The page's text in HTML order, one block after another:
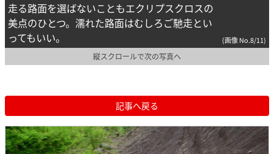
走る路面を選ばないこともエクリプスクロスの
美点のひとつ。濡れた路面はむしろご馳走とい
ってもいい。
(画像 No.8/11)
縦スクロールで次の写真へ
記事へ戻る